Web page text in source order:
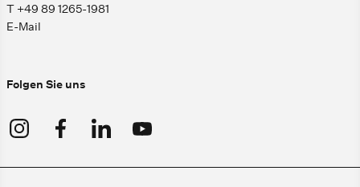
T +49 89 1265-1981
E-Mail
Folgen Sie uns